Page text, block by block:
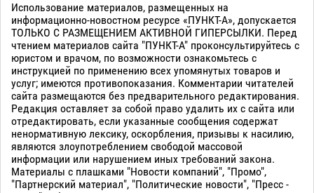
Использование материалов, размещенных на
информационно-новостном ресурсе «ПУНКТ-А», допускается
ТОЛЬКО С РАЗМЕЩЕНИЕМ АКТИВНОЙ ГИПЕРСЫЛКИ. Перед
чтением материалов сайта "ПУНКТ-А" проконсультируйтесь с
юристом и врачом, по возможности ознакомьтесь с
инструкцией по применению всех упомянутых товаров и
услуг; имеются противопоказания. Комментарии читателей
сайта размещаются без предварительного редактирования.
Редакция оставляет за собой право удалить их с сайта или
отредактировать, если указанные сообщения содержат
ненормативную лексику, оскорбления, призывы к насилию,
являются злоупотреблением свободой массовой
информации или нарушением иных требований закона.
Материалы с плашками "Новости компаний", "Промо",
"Партнерский материал", "Политические новости", "Пресс -